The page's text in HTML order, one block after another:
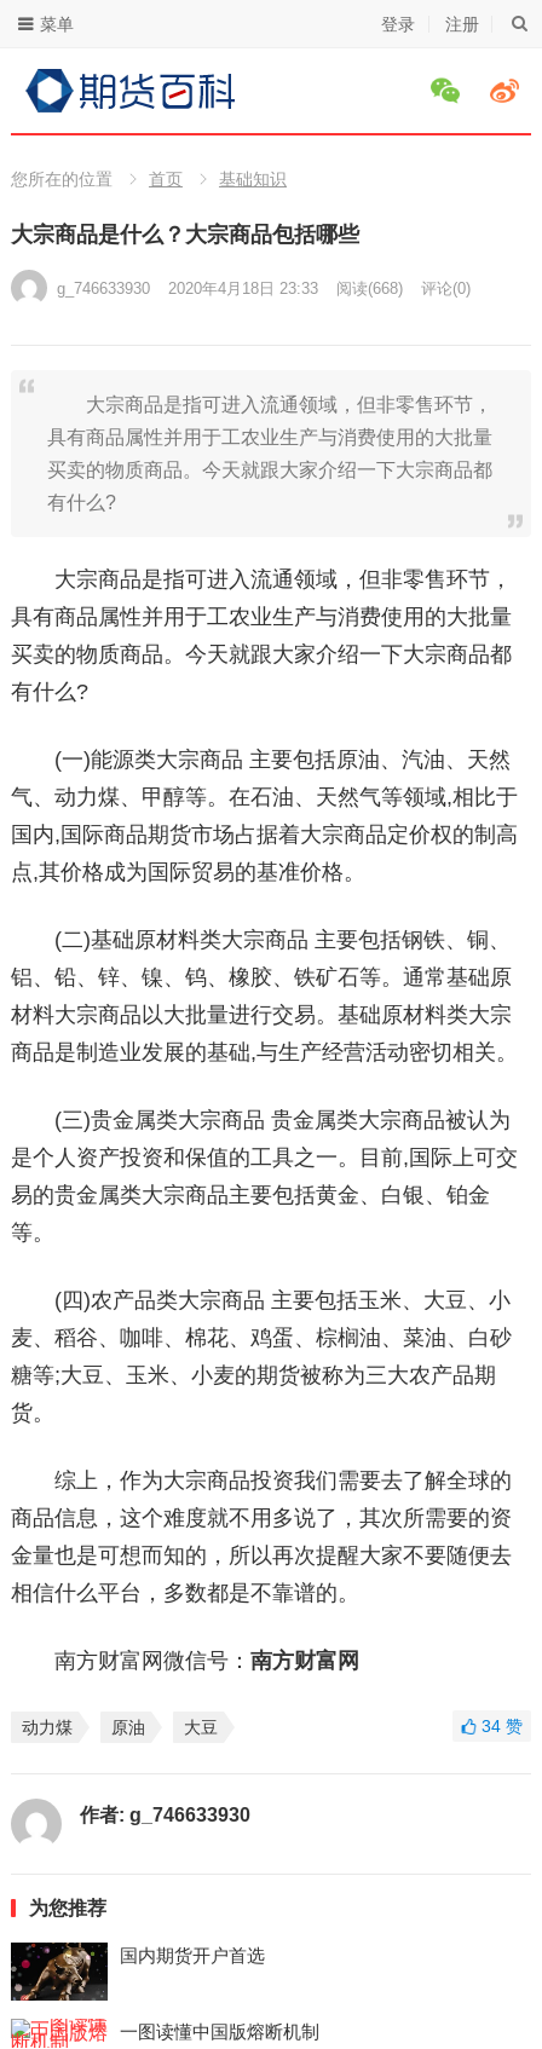
登录 注册
菜单
您所在的位置 首页 基础知识
大宗商品是什么？大宗商品包括哪些
g_746633930 2020年4月18日 23:33 阅读(668) 评论(0)
大宗商品是指可进入流通领域，但非零售环节，
具有商品属性并用于工农业生产与消费使用的大批量
买卖的物质商品。今天就跟大家介绍一下大宗商品都
有什么?
大宗商品是指可进入流通领域，但非零售环节，
具有商品属性并用于工农业生产与消费使用的大批量
买卖的物质商品。今天就跟大家介绍一下大宗商品都
有什么?
(一)能源类大宗商品 主要包括原油、汽油、天然
气、动力煤、甲醇等。在石油、天然气等领域,相比于
国内,国际商品期货市场占据着大宗商品定价权的制高
点,其价格成为国际贸易的基准价格。
(二)基础原材料类大宗商品 主要包括钢铁、铜、
铝、铅、锌、镍、钨、橡胶、铁矿石等。通常基础原
材料大宗商品以大批量进行交易。基础原材料类大宗
商品是制造业发展的基础,与生产经营活动密切相关。
(三)贵金属类大宗商品 贵金属类大宗商品被认为
是个人资产投资和保值的工具之一。目前,国际上可交
易的贵金属类大宗商品主要包括黄金、白银、铂金
等。
(四)农产品类大宗商品 主要包括玉米、大豆、小
麦、稻谷、咖啡、棉花、鸡蛋、棕榈油、菜油、白砂
糖等;大豆、玉米、小麦的期货被称为三大农产品期
货。
综上，作为大宗商品投资我们需要去了解全球的
商品信息，这个难度就不用多说了，其次所需要的资
金量也是可想而知的，所以再次提醒大家不要随便去
相信什么平台，多数都是不靠谱的。
南方财富网微信号： 南方财富网
动力煤 原油 大豆 34赞
作者: g_746633930
为您推荐
国内期货开户首选
一图读懂中国版熔断机制